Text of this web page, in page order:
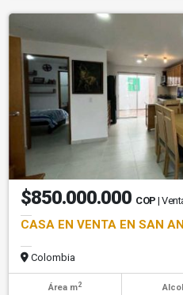
$850.000.000 COP |
CASA EN VENTA EN SAN
Colombia
Área m2